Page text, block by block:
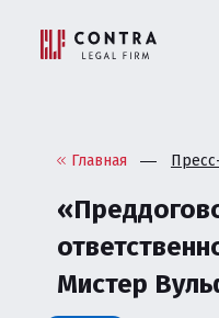
Главная
Мистер